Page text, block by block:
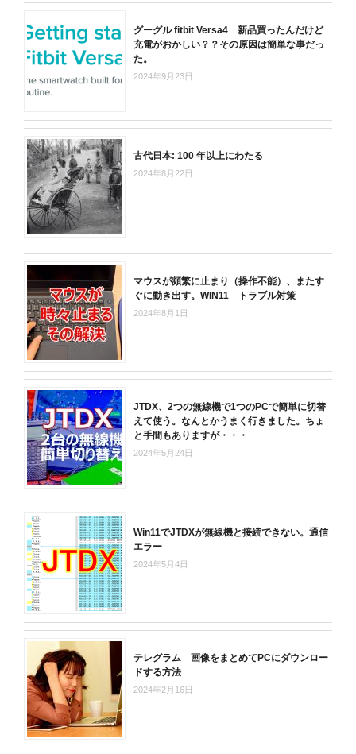
グーグル fitbit Versa4 新品買ったんだけど
充電がおかしい？？その原因は簡単な事だっ
た。
2024年9月23日
古代日本: 100 年以上にわたる
2024年8月22日
マウスが頻繁に止まり（操作不能）、またす
ぐに動き出す。WIN11 トラブル対策
2024年8月1日
JTDX、2つの無線機で1つのPCで簡単に切替
えて使う。なんとかうまく行きました。ちょ
と手間もありますが・・・
2024年5月24日
Win11でJTDXが無線機と接続できない。通信
エラー
2024年5月4日
テレグラム 画像をまとめてPCにダウンロー
ドする方法
2024年2月16日